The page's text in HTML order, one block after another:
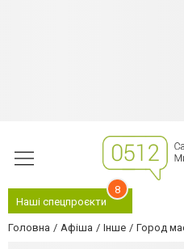
Наші спецпроєкти
8
Головна Афіша Інше Город